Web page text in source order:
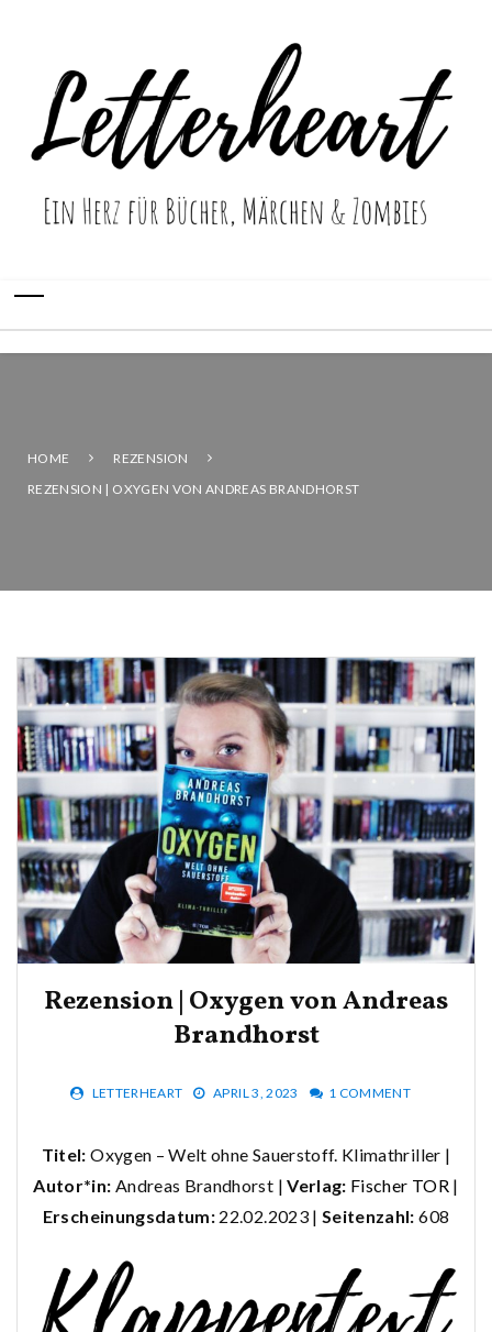
HOME
REZENSION
REZENSION | OXYGEN VON ANDREAS BRANDHORST
Rezension | Oxygen von Andreas
Brandhorst
LETTERHEART APRIL 3, 2023 1 COMMENT
Titel:Oxygen – Welt ohne Sauerstoff. Klimathriller |
Autor*in: Andreas Brandhorst |Verlag: Fischer TOR |
Erscheinungsdatum: 22.02.2023 | Seitenzahl:608